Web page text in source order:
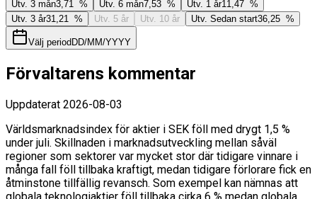
Utv. 3 mån3,71 % Utv. 6 mån7,53 % Utv. 1 år11,47 %
Utv. 3 år31,21 % Utv. 5 år Utv. 10 år Utv. Sedan start36,25 %
Välj period DD/MM/YYYY
Förvaltarens kommentar
Uppdaterat 2026-08-03
Världsmarknadsindex för aktier i SEK föll med drygt 1,5 %
under juli. Skillnaden i marknadsutveckling mellan såväl
regioner som sektorer var mycket stor där tidigare vinnare i
många fall föll tillbaka kraftigt, medan tidigare förlorare fick en
åtminstone tillfällig revansch. Som exempel kan nämnas att